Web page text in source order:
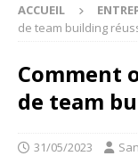
ACCUEIL
de team building
Comment
de team
31/05/2023